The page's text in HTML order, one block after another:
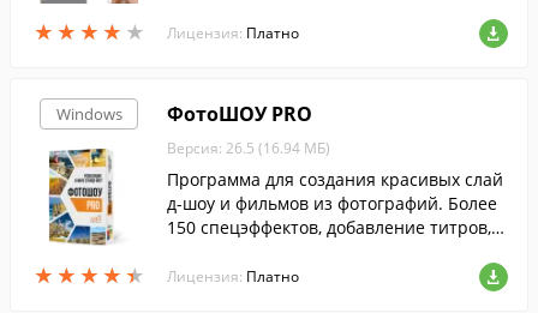
★ ★ ★ ★ ★
★ ★ ★ ★ ★ Лицензия: Платно
Windows
★ ★ ★ ★ ★
★ ★ ★ ★ ★
ФотоШОУ PRO
Версия: 26.5 (16.94 МБ)
Программа для создания красивых слай
д-шоу и фильмов из фотографий. Более
150 спецэффектов, добавление титров, з
дание 3D слайд-шоу и многое другое.
Лицензия: Платно